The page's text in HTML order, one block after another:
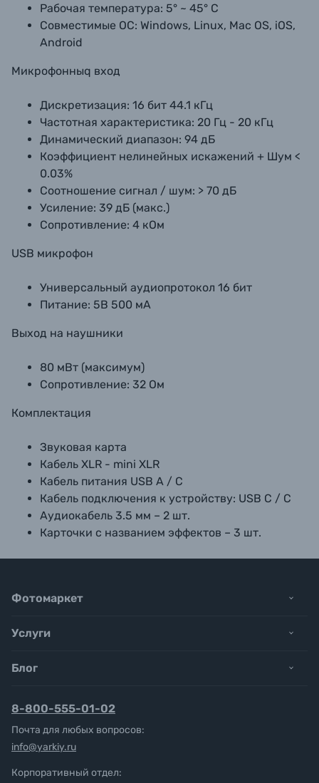
Рабочая температура: 5° ~ 45° С
Совместимые ОС: Windows, Linux, Mac OS, iOS,
Android
Микрофонныq вход
Дискретизация: 16 бит 44.1 кГц
Частотная характеристика: 20 Гц - 20 кГц
Динамический диапазон: 94 дБ
Коэффициент нелинейных искажений + Шум <
0.03%
Соотношение сигнал / шум: > 70 дБ
Усиление: 39 дБ (макс.)
Сопротивление: 4 кОм
USB микрофон
Универсальный аудиопротокол 16 бит
Питание: 5В 500 мА
Выход на наушники
80 мВт (максимум)
Сопротивление: 32 Ом
Комплектация
Звуковая карта
Кабель XLR - mini XLR
Кабель питания USB A / C
Кабель подключения к устройству: USB C / C
Аудиокабель 3.5 мм – 2 шт.
Карточки с названием эффектов – 3 шт.
Фотомаркет
Услуги
Блог
8-800-555-01-02
Почта для любых вопросов:
info@yarkiy.ru
Корпоративный отдел: